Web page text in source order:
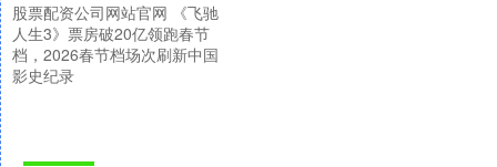
股票配资公司网站官网 《飞驰
人生3》票房破20亿领跑春节
档，2026春节档场次刷新中国
影史纪录